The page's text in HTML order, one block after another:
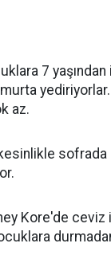
7 yaşından
az.
sofrada
Kore'de ceviz